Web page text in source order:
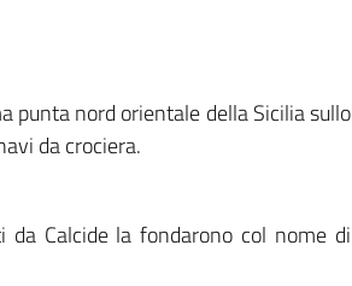
punta nord orientale della Sicilia sullo
da crociera.
Calcide la fondarono col nome di